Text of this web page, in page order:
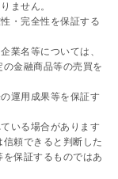
ません。
・完全性を保証する
業名等については、
金融商品等の売買を
運用成果等を保証す
いる場合があります
頼できると判断した
保証するものではあ